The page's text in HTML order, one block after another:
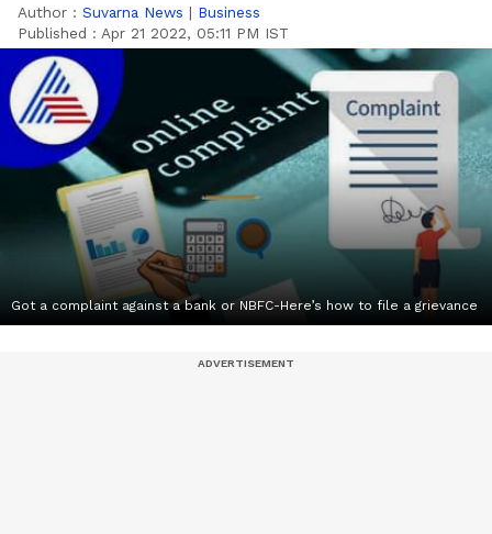
Author : Suvarna News | Business
Published : Apr 21 2022, 05:11 PM IST
Got a complaint against a bank or NBFC-Here’s how to file a grievance